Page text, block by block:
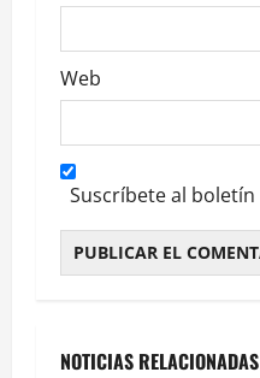
Web
Suscríbete al boletín
NOTICIAS RELACIONADAS